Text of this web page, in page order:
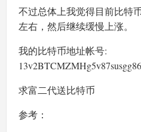
不过总体上我觉得目前比特
左右，然后继续缓慢上涨。
我的比特币地址帐号:
求富二代送比特币
参考：